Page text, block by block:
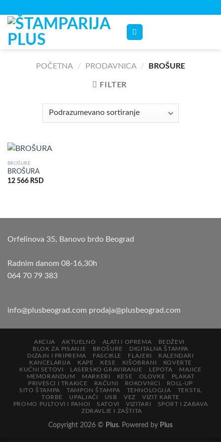
content
POČETNA / PRODAVNICA / BROŠURE
FILTER
BROŠURE
BROŠURA
12 566 RSD
Orfelinova 35, Banovo brdo Beograd
Radnim danom 08-16,30h
064 70 79 383
info@plusbeograd.com prodaja@plusbeograd.com
AKCIJA AKTUELNO ALATI I OPREMA
BEDŽEVI
BLOK ZA PISANJE
BROŠURE
DIGITALNA ŠTAMPA
DIZAJN I PRIPREMA
FASCIKLE FLAJERI
KALENDARI
KANCELARIJA
KAPE KESE KIŠOBRANI
KOVERTE
KUĆNI SETOVI
LASERSKO GRAVIRANJE LEPOTA
MAJICE
MEMORANDUM
MARKERI KESE OLOVKE
PLAKAT
PRIVESCI I TRAKICE
RAČUNI ROKOVNICI
ROLL-UP
SITO ŠTAMPA
TAMPON ŠTAMPA TEHNOLOGIJA
TEKSTIL
TORBE
UPALJAČI USB VEZ
VIZIT KARTE
PROMO PULTOVI I PANOI
SATOVI VIZITARI
SPORT I ZABAVA
ZDRAVLJE I ZAŠTITA
Copyright 2026 © Plus. Powered by Plus